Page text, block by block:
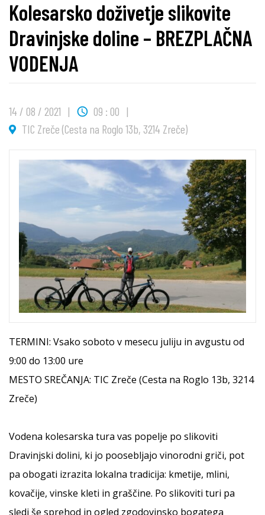
Kolesarsko doživetje slikovite
Dravinjske doline – BREZPLAČNA
VODENJA
14 / 08 / 2021
09 : 00
TIC Zreče (Cesta na Roglo 13b, 3214 Zreče)
TERMINI: Vsako soboto v mesecu juliju in avgustu od
9:00 do 13:00 ure
MESTO SREČANJA: TIC Zreče (Cesta na Roglo 13b, 3214
Zreče)
Vodena kolesarska tura vas popelje po slikoviti
Dravinjski dolini, ki jo poosebljajo vinorodni griči, pot
pa obogati izrazita lokalna tradicija: kmetije, mlini,
kovačije, vinske kleti in graščine. Po slikoviti turi pa
sledi še sprehod in ogled zgodovinsko bogatega